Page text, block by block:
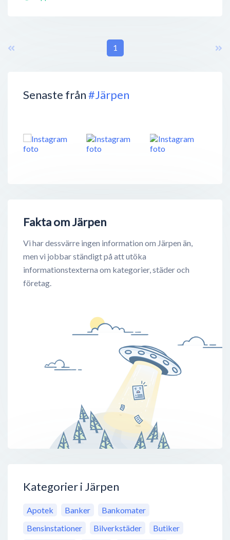
Senaste från#Järpen
Fakta om Järpen
Vi har dessvärre ingen information om Järpen än,
men vi jobbar ständigt på att utöka
informationstexterna om kategorier, städer och
företag.
Kategorier i Järpen
Apotek Banker
Bankomater
Bensinstationer
Bilverkstäder
Butiker
1